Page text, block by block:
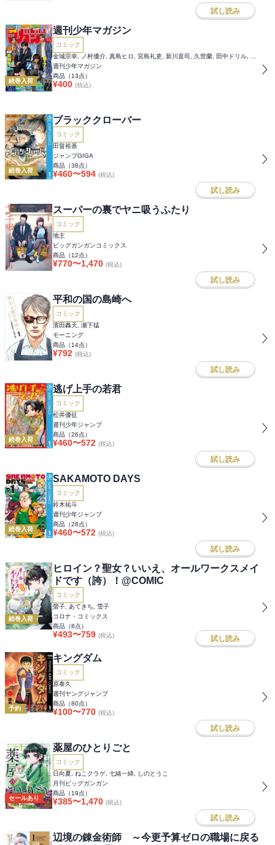
試し読み
続巻入荷
週刊少年マガジン
コミック
週刊少年マガジン
商品（13点）
¥400 (税込)
続巻入荷
ブラッククローバー
コミック
田畠裕基
ジャンプGIGA
商品（38点）
¥460〜594 (税込)
試し読み
スーパーの裏でヤニ吸うふたり
コミック
地主
ビッグガンガンコミックス
商品（12点）
¥770〜1,470 (税込)
試し読み
平和の国の島崎へ
コミック
濱田轟天, 瀬下猛
モーニング
商品（14点）
¥792 (税込)
試し読み
続巻入荷
逃げ上手の若君
コミック
松井優征
週刊少年ジャンプ
商品（26点）
¥460〜572 (税込)
試し読み
続巻入荷
SAKAMOTO DAYS
コミック
鈴木祐斗
週刊少年ジャンプ
商品（28点）
¥460〜572 (税込)
試し読み
続巻入荷
ヒロイン？聖女？いいえ、オールワークスメイ
ドです（誇）！@COMIC
コミック
螢子, あてきち, 雪子
コロナ・コミックス
商品（8点）
¥493〜759 (税込) 試し読み
予約
キングダム
コミック
原泰久
週刊ヤングジャンプ
商品（80点）
¥100〜770 (税込)
試し読み
セールあり
薬屋のひとりごと
コミック
日向夏, ねこクラゲ, 七緒一綺, しのとうこ
月刊ビッグガンガン
商品（19点）
¥385〜1,470 (税込)
試し読み
辺境の錬金術師 ～今更予算ゼロの職場に戻る